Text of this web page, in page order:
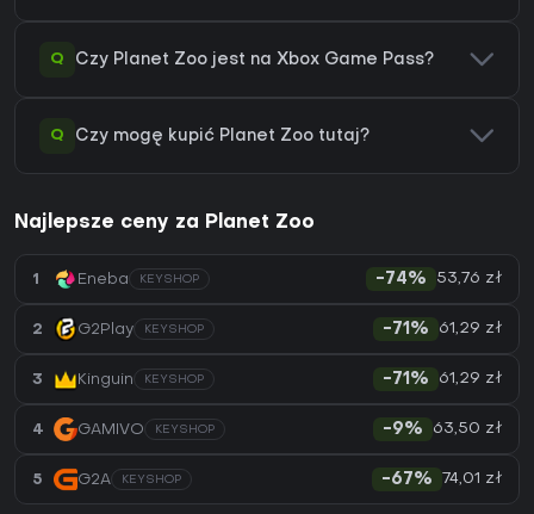
Q Czy Planet Zoo jest na Xbox Game Pass?
Q Czy mogę kupić Planet Zoo tutaj?
Najlepsze ceny za Planet Zoo
1 Eneba KEYSHOP -74% 53,76 zł
2 G2Play KEYSHOP -71% 61,29 zł
3 Kinguin KEYSHOP -71% 61,29 zł
4 GAMIVO KEYSHOP -9% 63,50 zł
5 G2A KEYSHOP -67% 74,01 zł